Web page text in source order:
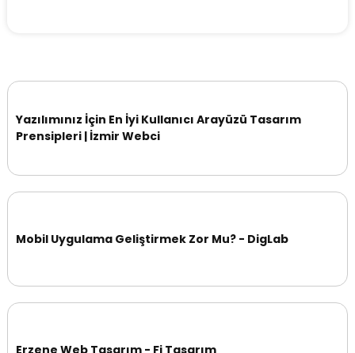
Yazılımınız İçin En İyi Kullanıcı Arayüzü Tasarım
Prensipleri | İzmir Webci
Mobil Uygulama Geliştirmek Zor Mu? - DigLab
Erzene Web Tasarım - Fi Tasarım